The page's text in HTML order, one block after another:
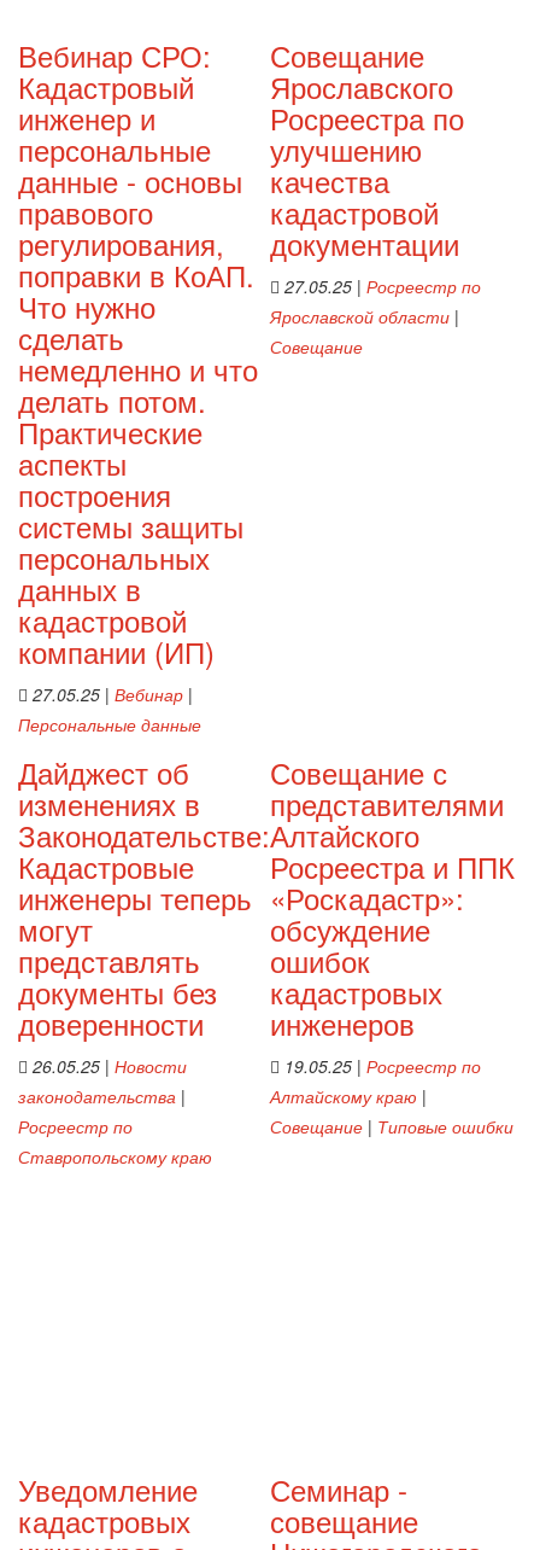
Вебинар СРО:
Кадастровый
инженер и
персональные
данные - основы
правового
регулирования,
поправки в КоАП.
Что нужно
сделать
немедленно и что
делать потом.
Практические
аспекты
построения
системы защиты
персональных
данных в
кадастровой
компании (ИП)
27.05.25 | Вебинар |
Персональные данные
Совещание
Ярославского
Росреестра по
улучшению
качества
кадастровой
документации
27.05.25| Росреестр по
Ярославской области|
Совещание
Дайджест об
изменениях в
Законодательстве:
Кадастровые
инженеры теперь
могут
представлять
документы без
доверенности
26.05.25 | Новости
законодательства |
Росреестр по
Ставропольскому краю
Совещание с
представителями
Алтайского
Росреестра и ППК
«Роскадастр»:
обсуждение
ошибок
кадастровых
инженеров
19.05.25| Росреестр по
Алтайскому краю |
Совещание| Типовые ошибки
Уведомление
кадастровых
Семинар -
совещание